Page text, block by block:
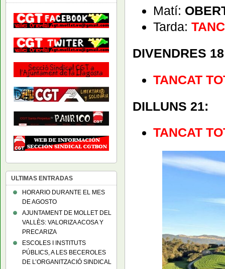
Matí:
Tarda:
DIVENDRES
TANCAT
DILLUNS 21:
TANCAT
ULTIMAS ENTRADAS
HORARIO DURANTE EL MES
DE AGOSTO
AJUNTAMENT DE MOLLET DEL
VALLÈS: VALORIZA ACOSA Y
PRECARIZA
ESCOLES I INSTITUTS
PÚBLICS, A LES BECEROLES
DE L’ORGANITZACIÓ SINDICAL